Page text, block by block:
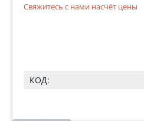
Свяжитесь с нами насчёт цены
КОД: